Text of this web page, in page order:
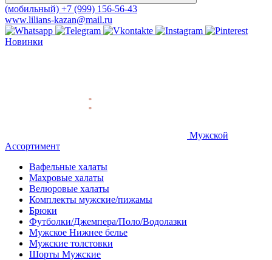
(мобильный) +7 (999) 156-56-43
www.lilians-kazan@mail.ru
Новинки
Мужской
Ассортимент
Вафельные халаты
Махровые халаты
Велюровые халаты
Комплекты мужские/пижамы
Брюки
Футболки/Джемпера/Поло/Водолазки
Мужское Нижнее белье
Мужские толстовки
Шорты Мужские